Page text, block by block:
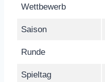
Wettbewerb
Saison
Runde
Spieltag